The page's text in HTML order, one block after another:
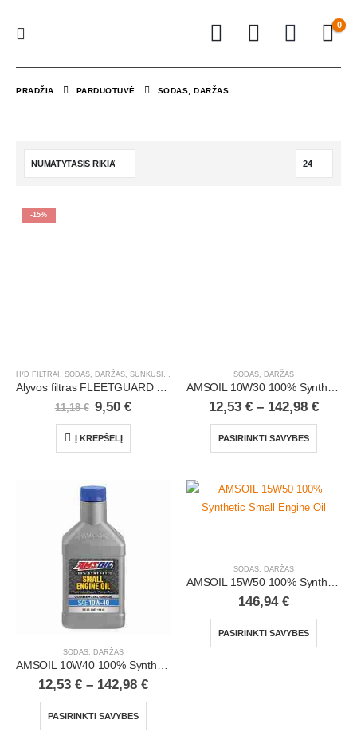
0
PRADŽIA PARDUOTUVĖ SODAS, DARŽAS
-15%
H/D FILTRAI SODAS, DARŽAS SUNKUSIS TRANSPORTAS
11,18€ 9,50€
Į KREPŠELĮ
SODAS, DARŽAS
12,53 € – 142,98 €
PASIRINKTI SAVYBES
SODAS, DARŽAS
AMSOIL 10W40 100% Synthetic Small-Engine Oil
12,53 € – 142,98 €
PASIRINKTI SAVYBES
SODAS, DARŽAS
AMSOIL 15W50 100% Synthetic Small Engine Oil
146,94 €
PASIRINKTI SAVYBES